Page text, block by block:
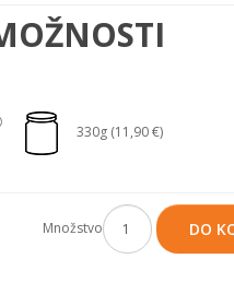
330g (11,90 €)
Množstvo DO